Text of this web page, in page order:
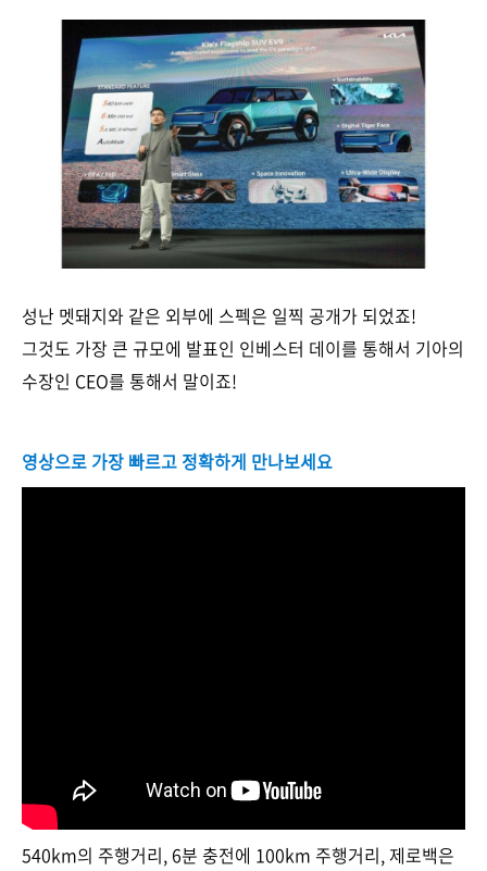
성난 멧돼지와 같은 외부에 스펙은 일찍 공개가 되었죠!
그것도 가장 큰 규모에 발표인 인베스터 데이를 통해서 기아의
수장인 CEO를 통해서 말이죠!
영상으로 가장 빠르고 정확하게 만나보세요
540km의 주행거리, 6분 충전에 100km 주행거리, 제로백은